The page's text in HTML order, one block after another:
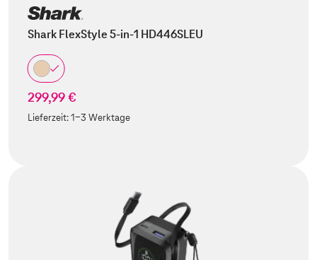
Shark FlexStyle 5-in-1 HD446SLEU
299,99 €
Lieferzeit:1-3 Werktage